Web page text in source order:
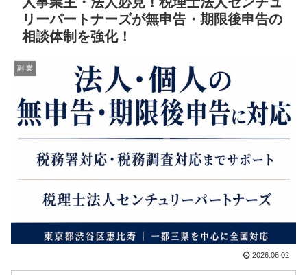
リーパートナーズが無申告・期限後申告の
相談体制を強化！
副 業
2026.06.02